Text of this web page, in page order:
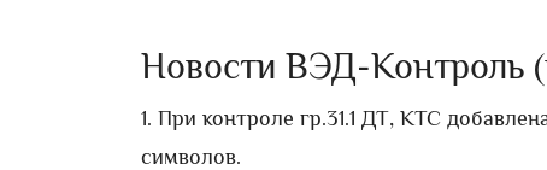
Новости ВЭД-Контроль
1. При контроле гр.31.1 ДТ, КТС
символов.